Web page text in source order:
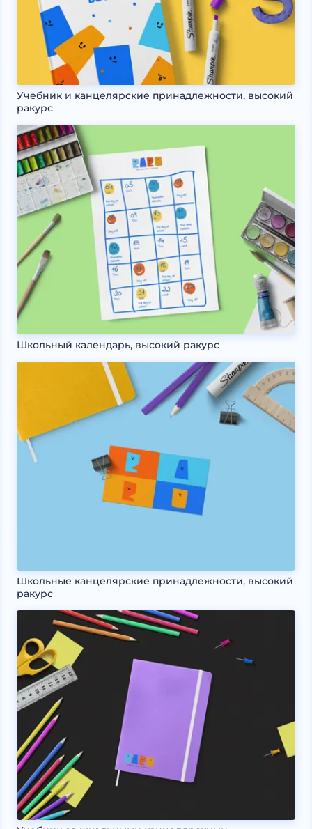
Учебник и канцелярские принадлежности, высокий
ракурс
Школьный календарь, высокий ракурс
Школьные канцелярские принадлежности, высокий
ракурс